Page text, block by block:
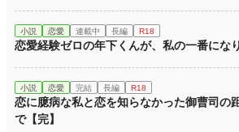
小説 恋愛 連載中 長編 R18
恋愛経験ゼロの年下くんが、私の一番にな
小説 恋愛 完結 長編 R18
恋に臆病な私と恋を知らなかった御曹司の
で【完】